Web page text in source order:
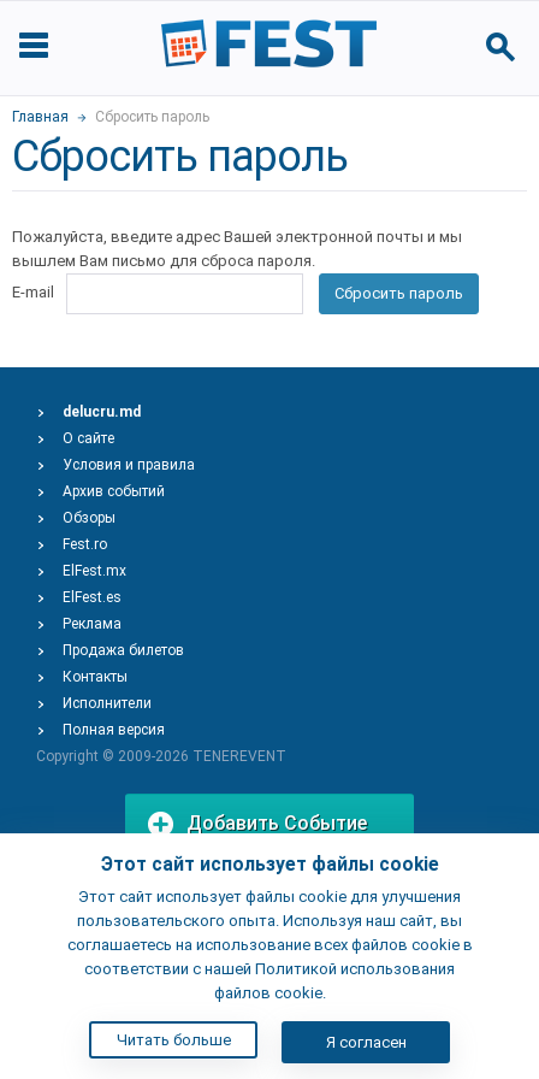
Главная Сбросить пароль
Сбросить пароль
Пожалуйста, введите адрес Вашей электронной почты и мы
вышлем Вам письмо для сброса пароля.
E-mail
Сбросить пароль
Этот сайт использует файлы cookie
Этот сайт использует файлы cookie для улучшения
пользовательского опыта. Используя наш сайт, вы
соглашаетесь на использование всех файлов cookie в
соответствии с нашей Политикой использования
файлов cookie.
Читать больше Я согласен
delucru.md
О сайте
Условия и правила
Архив событий
Обзоры
Fest.ro
ElFest.mx
ElFest.es
Реклама
Продажа билетов
Контакты
Исполнители
Полная версия
Copyright © 2009-2026 TENEREVENT
Добавить Событие
Добавить Заведение